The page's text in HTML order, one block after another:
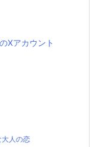
Xアカウント
大人の恋